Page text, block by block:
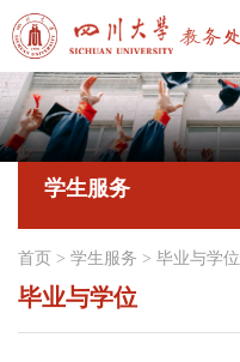
学生服务
首页 > 学生服务 > 毕业与学位
毕业与学位